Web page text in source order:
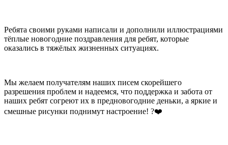
Ребята своими руками написали и дополнили иллюстрациями
тёплые новогодние поздравления для ребят, которые
оказались в тяжёлых жизненных ситуациях.
Мы желаем получателям наших писем скорейшего
разрешения проблем и надеемся, что поддержка и забота от
наших ребят согреют их в предновогодние деньки, а яркие и
смешные рисунки поднимут настроение! ?❤️